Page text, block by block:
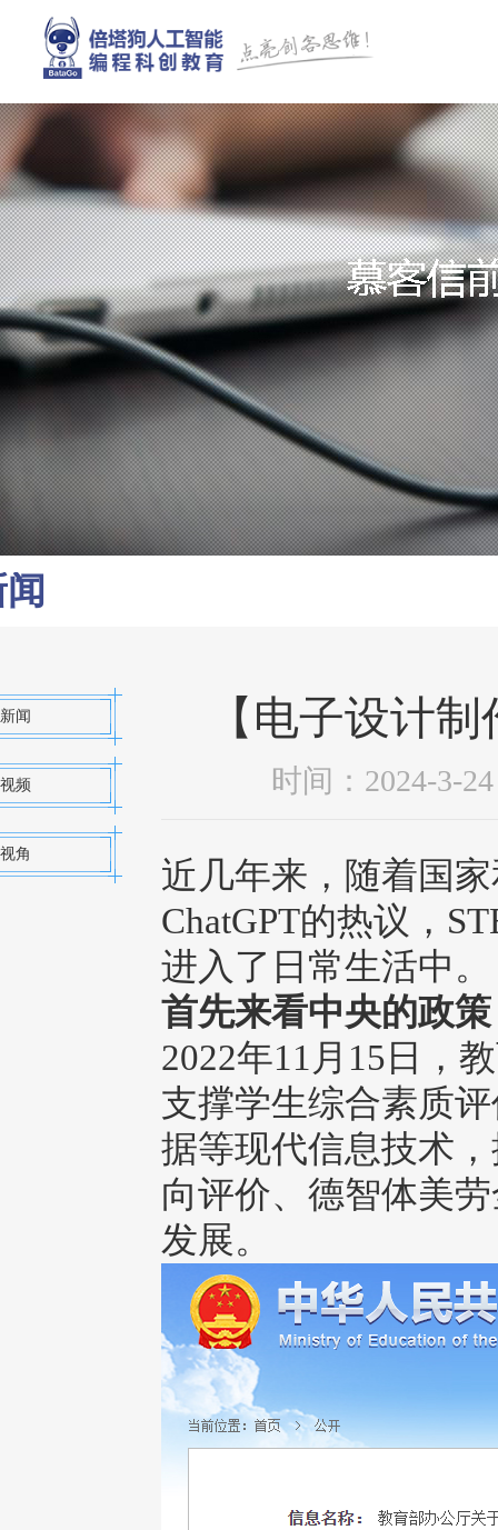
闻
频
角
【电子设计
时间：2024-
近几年来，随着国
ChatGPT的热议，
进入了日常生活中。
首先来看中央的政
2022年11月15日，
支撑学生综合素质
据等现代信息技术
向评价、德智体美
发展。